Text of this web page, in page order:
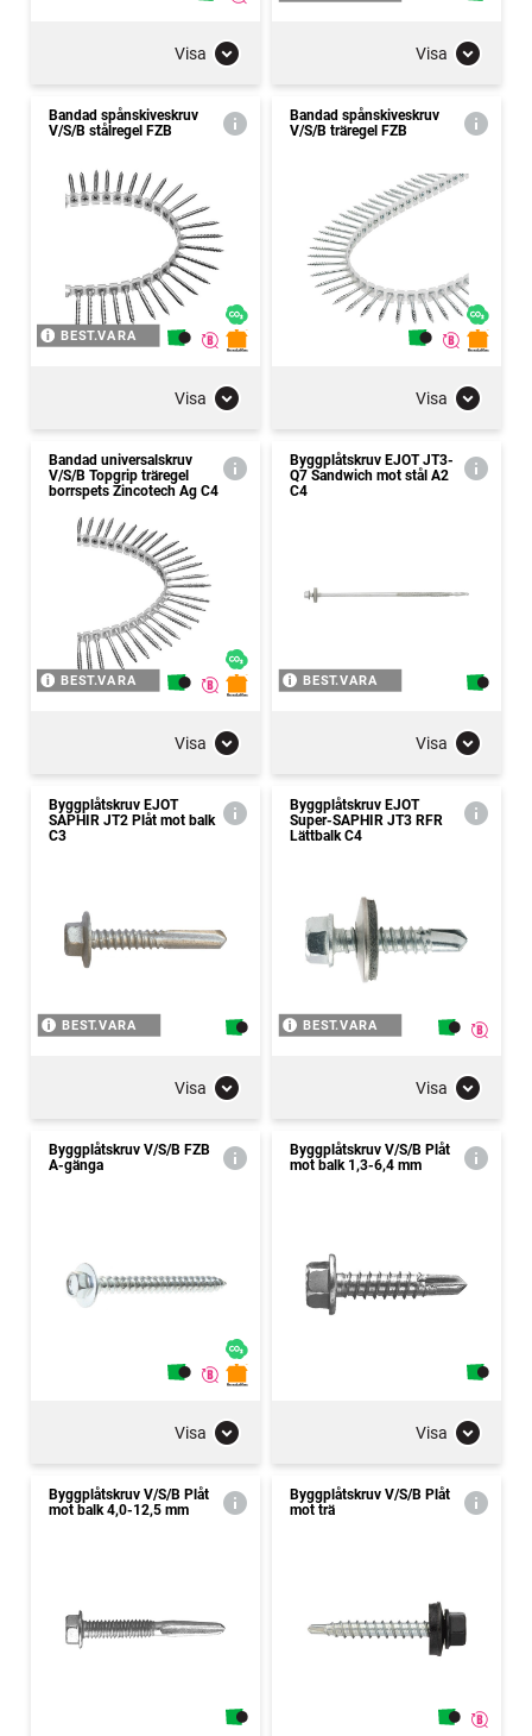
Visa Visa
Bandad spånskiveskruv
V/S/B stålregel FZB
BEST.VARA
Visa
Bandad spånskiveskruv
V/S/B träregel FZB
Visa
Bandad universalskruv
V/S/B Topgrip träregel
borrspets Zincotech Ag C4
BEST.VARA
Visa
Byggplåtskruv EJOT JT3-
Q7 Sandwich mot stål A2
C4
BEST.VARA
Visa
Byggplåtskruv EJOT
SAPHIR JT2 Plåt mot balk
C3
BEST.VARA
Visa
Byggplåtskruv EJOT
Super-SAPHIR JT3 RFR
Lättbalk C4
BEST.VARA
Visa
Byggplåtskruv V/S/B FZB
A-gänga
Visa
Byggplåtskruv V/S/B Plåt
mot balk 1,3-6,4 mm
Visa
Byggplåtskruv V/S/B Plåt
mot balk 4,0-12,5 mm
Byggplåtskruv V/S/B Plåt
mot trä